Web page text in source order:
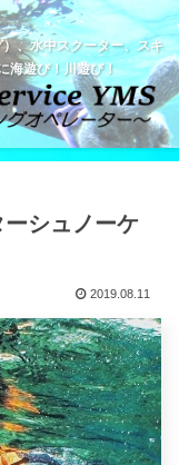
、水中スクーター、スキ
海遊び！川遊び！
シュノーケ
2019.08.11